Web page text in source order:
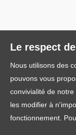
Le respect
Nous utilisons des
pouvons vous
convivialité de
les modifier à
fonctionnement.